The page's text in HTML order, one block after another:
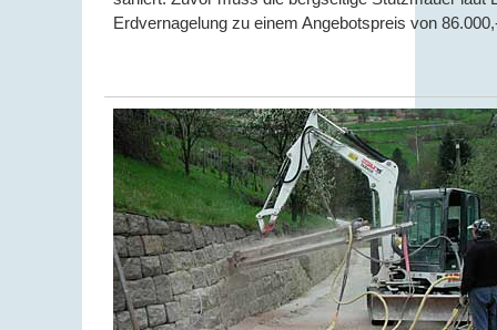
Erdvernagelung zu einem Angebotspreis von